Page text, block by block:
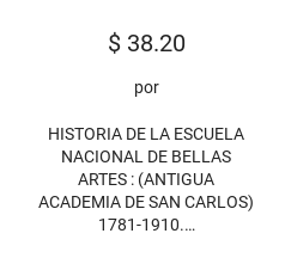
$38.20
por
HISTORIA DE LA ESCUELA
NACIONAL DE BELLAS
ARTES : (ANTIGUA
ACADEMIA DE SAN CARLOS)
1781-1910.…